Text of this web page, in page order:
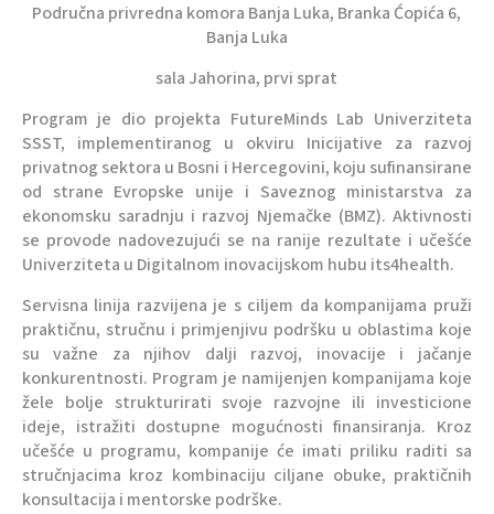
Područna privredna komora Banja Luka, Branka Ćopića 6,
Banja Luka
sala Jahorina, prvi sprat
Program je dio projekta FutureMinds Lab Univerziteta
SSST, implementiranog u okviru Inicijative za razvoj
privatnog sektora u Bosni i Hercegovini, koju sufinansirane
od strane Evropske unije i Saveznog ministarstva za
ekonomsku saradnju i razvoj Njemačke (BMZ). Aktivnosti
se provode nadovezujući se na ranije rezultate i učešće
Univerziteta u Digitalnom inovacijskom hubu its4health.
Servisna linija razvijena je s ciljem da kompanijama pruži
praktičnu, stručnu i primjenjivu podršku u oblastima koje
su važne za njihov dalji razvoj, inovacije i jačanje
konkurentnosti. Program je namijenjen kompanijama koje
žele bolje strukturirati svoje razvojne ili investicione
ideje, istražiti dostupne mogućnosti finansiranja. Kroz
učešće u programu, kompanije će imati priliku raditi sa
stručnjacima kroz kombinaciju ciljane obuke, praktičnih
konsultacija i mentorske podrške.